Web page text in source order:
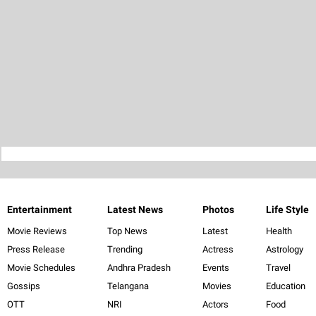
Entertainment
Movie Reviews
Press Release
Movie Schedules
Gossips
OTT
Latest News
Top News
Trending
Andhra Pradesh
Telangana
NRI
Photos
Latest
Actress
Events
Movies
Actors
Life Style
Health
Astrology
Travel
Education
Food